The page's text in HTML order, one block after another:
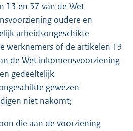
13 en 37 van de Wet
oudere en
arbeidsongeschikte
werknemers of de artikelen 13
de Wet inkomensvoorziening
gedeeltelijk
gewezen
niet nakomt;
die aan de voorziening